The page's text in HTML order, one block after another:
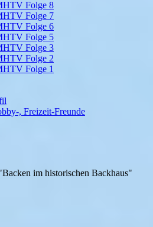
Folge 8
Folge 7
Folge 6
Folge 5
Folge 3
Folge 2
Folge 1
, Freizeit-Freunde
im historischen Backhaus"